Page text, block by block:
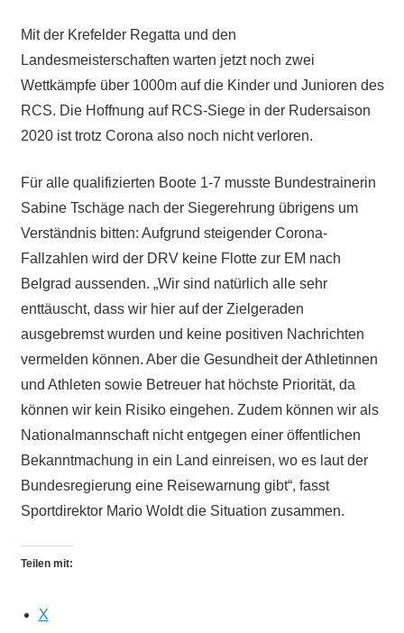
Mit der Krefelder Regatta und den
Landesmeisterschaften warten jetzt noch zwei
Wettkämpfe über 1000m auf die Kinder und Junioren des
RCS. Die Hoffnung auf RCS-Siege in der Rudersaison
2020 ist trotz Corona also noch nicht verloren.
Für alle qualifizierten Boote 1-7 musste Bundestrainerin
Sabine Tschäge nach der Siegerehrung übrigens um
Verständnis bitten: Aufgrund steigender Corona-
Fallzahlen wird der DRV keine Flotte zur EM nach
Belgrad aussenden. „Wir sind natürlich alle sehr
enttäuscht, dass wir hier auf der Zielgeraden
ausgebremst wurden und keine positiven Nachrichten
vermelden können. Aber die Gesundheit der Athletinnen
und Athleten sowie Betreuer hat höchste Priorität, da
können wir kein Risiko eingehen. Zudem können wir als
Nationalmannschaft nicht entgegen einer öffentlichen
Bekanntmachung in ein Land einreisen, wo es laut der
Bundesregierung eine Reisewarnung gibt“, fasst
Sportdirektor Mario Woldt die Situation zusammen.
Teilen mit:
X